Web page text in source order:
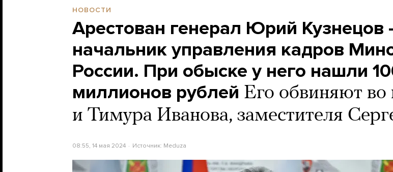
НОВОСТИ
Арестован генерал Юрий Кузнецов
начальник управления кадров
России. При обыске у него нашли
миллионов рублей Его обвиняют во
и Тимура Иванова, заместителя
08:55, 14 мая 2024 Источник: Meduza